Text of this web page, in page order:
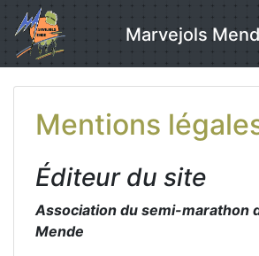
Skip
to
content
Marvejols
Mentions
Éditeur du site
Association du semi-marathon
Mende